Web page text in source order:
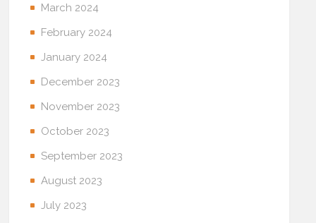
March 2024
February 2024
January 2024
December 2023
November 2023
October 2023
September 2023
August 2023
July 2023